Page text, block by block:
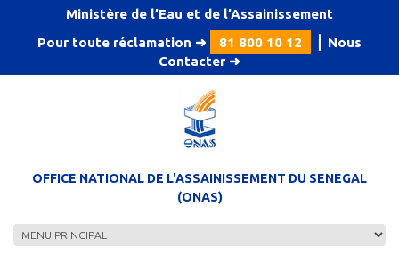
Aller au contenu principal
Ministère de l’Eau et de l’Assainissement
Pour toute réclamation ➜
81 800 10 12
Nous
Contacter ➜
OFFICE NATIONAL DE L'ASSAINISSEMENT DU SENEGAL
(ONAS)